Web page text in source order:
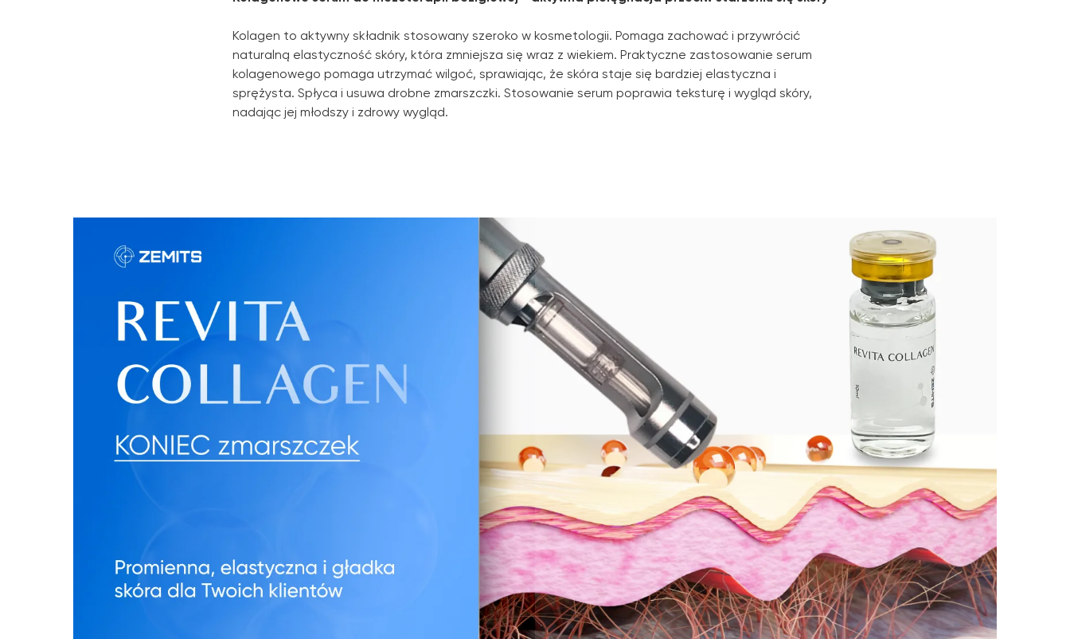
Kolagen to aktywny składnik stosowany szeroko w kosmetologii. Pomaga zachować i przywrócić
naturalną elastyczność skóry, która zmniejsza się wraz z wiekiem. Praktyczne zastosowanie serum
kolagenowego pomaga utrzymać wilgoć, sprawiając, że skóra staje się bardziej elastyczna i
sprężysta. Spłyca i usuwa drobne zmarszczki. Stosowanie serum poprawia teksturę i wygląd skóry,
nadając jej młodszy i zdrowy wygląd.